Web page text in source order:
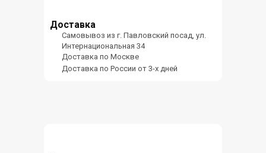
Доставка
Самовывоз из г. Павловский посад, ул.
Интернациональная 34
Доставка по Москве
Доставка по России от 3-х дней